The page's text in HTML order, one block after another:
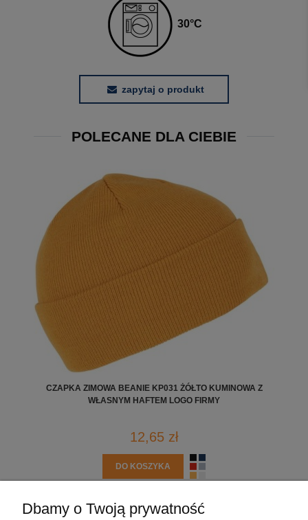
30°C
zapytaj o produkt
POLECANE DLA CIEBIE
CZAPKA ZIMOWA BEANIE KP031 ŻÓŁTO KUMINOWA Z
WŁASNYM HAFTEM LOGO FIRMY
12,65 zł
DO KOSZYKA
Dbamy o Twoją prywatność